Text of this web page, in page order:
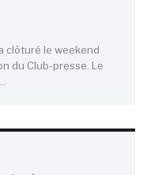
clôturé le weekend
du Club-presse. Le